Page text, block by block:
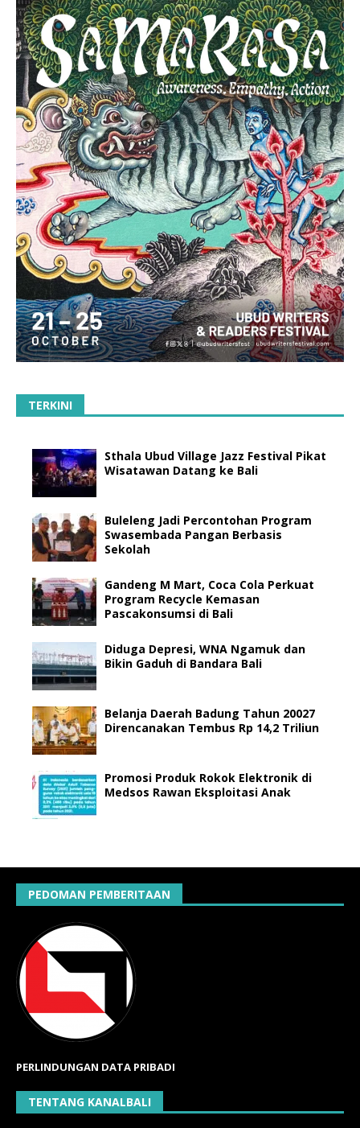
TERKINI
Sthala Ubud Village Jazz Festival Pikat
Wisatawan Datang ke Bali
Buleleng Jadi Percontohan Program
Swasembada Pangan Berbasis
Sekolah
Gandeng M Mart, Coca Cola Perkuat
Program Recycle Kemasan
Pascakonsumsi di Bali
Diduga Depresi, WNA Ngamuk dan
Bikin Gaduh di Bandara Bali
Belanja Daerah Badung Tahun 20027
Direncanakan Tembus Rp 14,2 Triliun
Promosi Produk Rokok Elektronik di
Medsos Rawan Eksploitasi Anak
PEDOMAN PEMBERITAAN
PERLINDUNGAN DATA PRIBADI
TENTANG KANALBALI